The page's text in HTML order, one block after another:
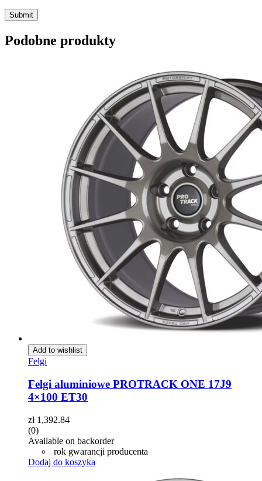
Submit
Podobne produkty
Add to wishlist
Felgi
Felgi aluminiowe PROTRACK ONE 17J9
4×100 ET30
zł1,392.84
(0)
Available on backorder
rok gwarancji producenta
Dodaj do koszyka